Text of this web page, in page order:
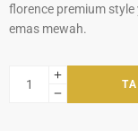
florence premium
emas mewah.